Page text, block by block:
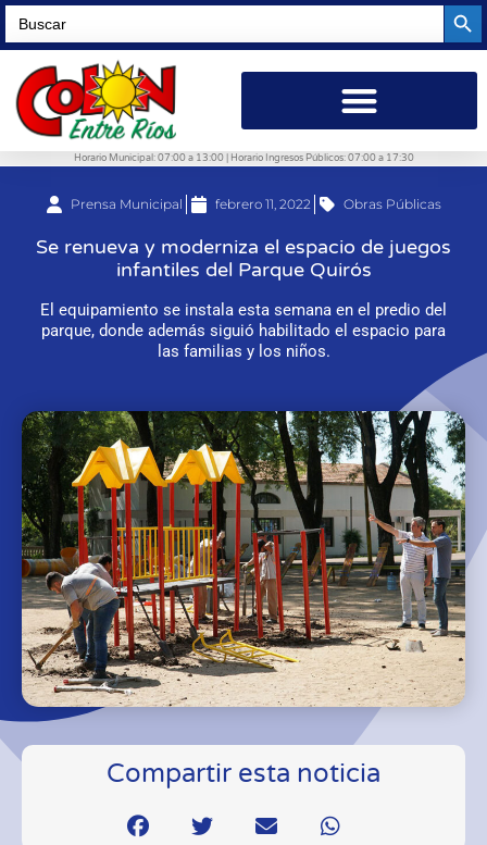
Search
for:
Horario Municipal: 07:00 a 13:00 | Horario Ingresos Públicos: 07:00 a 17:30
Prensa Municipal febrero 11, 2022 Obras Públicas
Se renueva y moderniza el espacio de juegos
infantiles del Parque Quirós
El equipamiento se instala esta semana en el predio del
parque, donde además siguió habilitado el espacio para
las familias y los niños.
Compartir esta noticia